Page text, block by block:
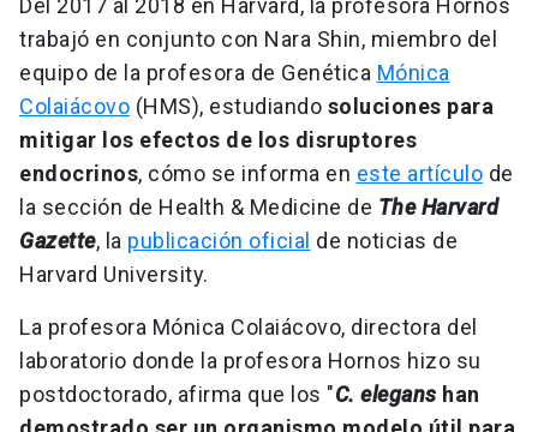
Del 2017 al 2018 en Harvard, la profesora Hornos
trabajó en conjunto con Nara Shin, miembro del
equipo de la profesora de Genética Mónica
Colaiácovo (HMS), estudiando soluciones para
mitigar los efectos de los disruptores
endocrinos, cómo se informa en este artículo de
la sección de Health & Medicine de The Harvard
Gazette, la publicación oficial de noticias de
Harvard University.
La profesora Mónica Colaiácovo, directora del
laboratorio donde la profesora Hornos hizo su
postdoctorado, afirma que los "C. eleganshan